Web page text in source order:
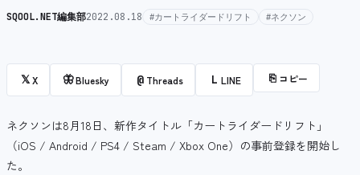
SQOOL.NET編集部2022.08.18 #カートライダードリフト #ネクソン
𝕏X 🦋Bluesky @ Threads L LINE ⎘ コピー
ネクソンは8月18日、新作タイトル「カートライダードリフト」
（iOS / Android / PS4 / Steam / Xbox One）の事前登録を開始し
た。